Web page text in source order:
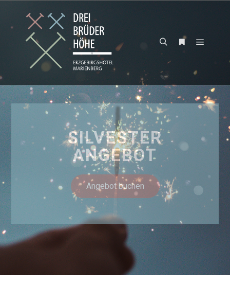
SILVESTER
ANGEBOT
Angebot buchen